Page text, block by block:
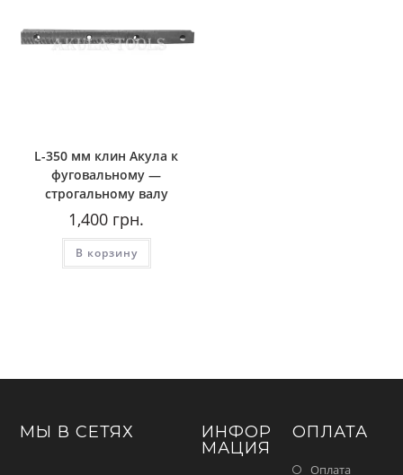
L-350 мм клин Акула к
фуговальному —
строгальному валу
1,400 грн.
В корзину
МЫ В СЕТЯХ
ИНФОР
МАЦИЯ
ОПЛАТА
Оплата